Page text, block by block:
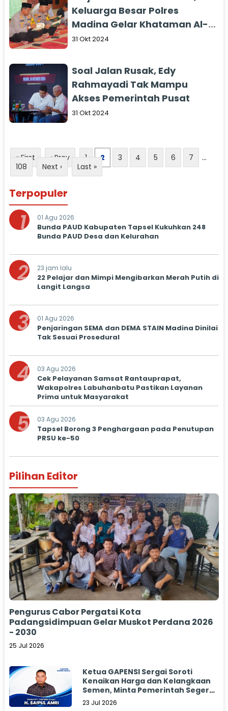
Keluarga Besar Polres
Madina Gelar Khataman Al-
Qur'an
31 Okt 2024
Soal Jalan Rusak, Edy
Rahmayadi Tak Mampu
Akses Pemerintah Pusat
31 Okt 2024
« First ‹ Prev 1 2 3 4 5 6 7
...
108
Next › Last »
Terpopuler
1 01 Agu 2026
Bunda PAUD Kabupaten Tapsel Kukuhkan 248
Bunda PAUD Desa dan Kelurahan
2 23 jam lalu
22 Pelajar dan Mimpi Mengibarkan Merah Putih di
Langit Langsa
3 01 Agu 2026
Penjaringan SEMA dan DEMA STAIN Madina Dinilai
Tak Sesuai Prosedural
4 03 Agu 2026
Cek Pelayanan Samsat Rantauprapat,
Wakapolres Labuhanbatu Pastikan Layanan
Prima untuk Masyarakat
5 03 Agu 2026
Tapsel Borong 3 Penghargaan pada Penutupan
PRSU ke-50
Pilihan Editor
Pengurus Cabor Pergatsi Kota
Padangsidimpuan Gelar Muskot Perdana 2026
- 2030
25 Jul 2026
Ketua GAPENSI Sergai Soroti
Kenaikan Harga dan Kelangkaan
Semen, Minta Pemerintah Segera
Bertindak
23 Jul 2026